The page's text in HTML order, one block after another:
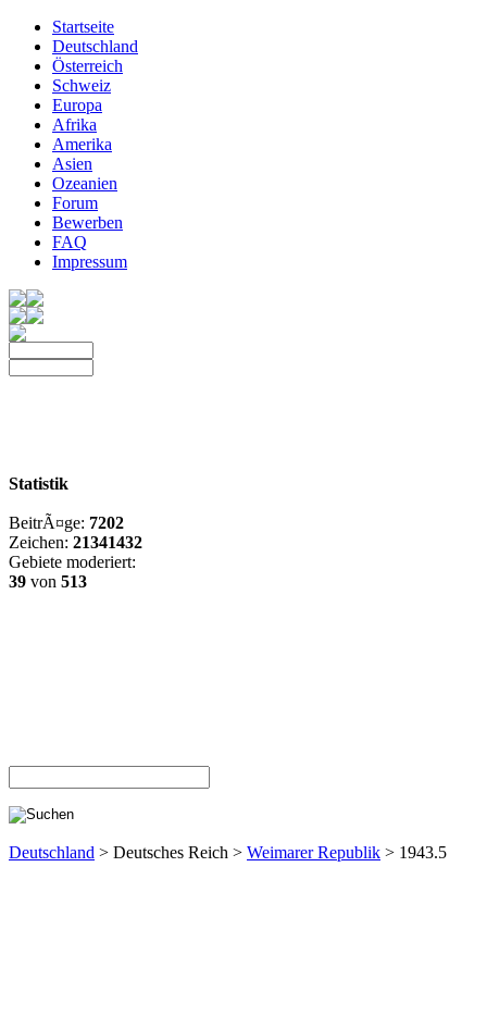
Startseite
Deutschland
Österreich
Schweiz
Europa
Afrika
Amerika
Asien
Ozeanien
Forum
Bewerben
FAQ
Impressum
Statistik
BeitrÃ¤ge: 7202
Zeichen: 21341432
Gebiete moderiert:
39 von 513
Deutschland > Deutsches Reich > Weimarer Republik > 1943.5